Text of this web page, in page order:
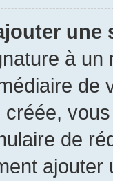
une
à un
créée,
de